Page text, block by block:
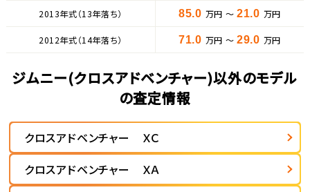
2013年式（13年落ち） 85.0 万円 ～ 21.0 万円
2012年式（14年落ち） 71.0 万円 ～ 29.0 万円
ジムニー(クロスアドベンチャー)以外のモデル
の査定情報
クロスアドベンチャー ＸＣ
クロスアドベンチャー ＸＡ